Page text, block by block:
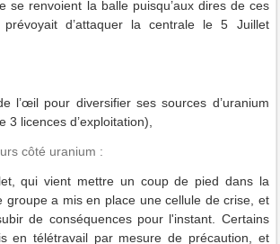
se renvoient la balle puisqu’aux dires de ces
prévoyait d’attaquer la centrale le 5 Juillet
l’œil pour diversifier ses sources d’uranium
3 licences d’exploitation),
côté uranium :
qui vient mettre un coup de pied dans la
groupe a mis en place une cellule de crise, et
de conséquences pour l'instant. Certains
en télétravail par mesure de précaution, et